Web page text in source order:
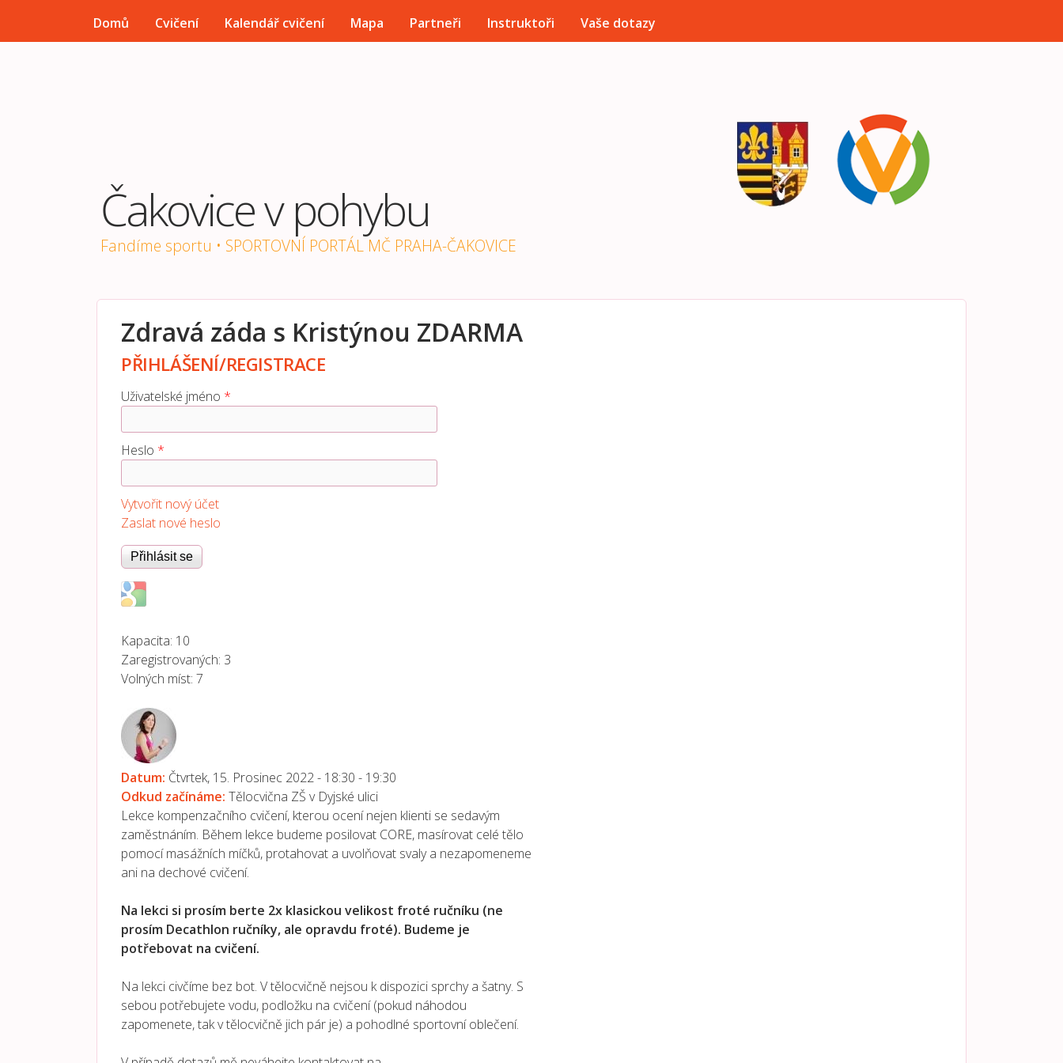
HLAVNÍ MENU
Domů Cvičení Kalendář cvičení Mapa Partneři Instruktoři Vaše dotazy
Čakovice v pohybu
Fandíme sportu • SPORTOVNÍ PORTÁL MČ PRAHA-ČAKOVICE
Zdravá záda s Kristýnou ZDARMA
PŘIHLÁŠENÍ/REGISTRACE
Uživatelské jméno *
Heslo *
Vytvořit nový účet
Zaslat nové heslo
Login with Google
Kapacita: 10
Zaregistrovaných: 3
Volných míst: 7
Datum: Čtvrtek, 15. Prosinec 2022 - 18:30 - 19:30
Odkud začínáme: Tělocvična ZŠ v Dyjské ulici
Lekce kompenzačního cvičení, kterou ocení nejen klienti se sedavým
zaměstnáním. Během lekce budeme posilovat CORE, masírovat celé tělo
pomocí masážních míčků, protahovat a uvolňovat svaly a nezapomeneme
ani na dechové cvičení.
Na lekci si prosím berte 2x klasickou velikost froté ručníku (ne
prosím Decathlon ručníky, ale opravdu froté). Budeme je
potřebovat na cvičení.
Na lekci civčíme bez bot. V tělocvičně nejsou k dispozici sprchy a šatny. S
sebou potřebujete vodu, podložku na cvičení (pokud náhodou
zapomenete, tak v tělocvičně jich pár je) a pohodlné sportovní oblečení.